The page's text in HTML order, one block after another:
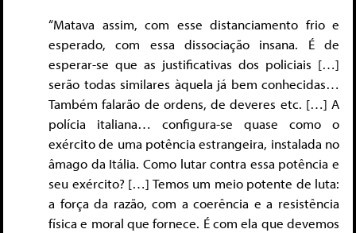
“Matava assim, com esse distanciamento frio e
esperado, com essa dissociação insana. É de
esperar-se que as justificativas dos policiais […]
serão todas similares àquela já bem conhecidas…
Também falarão de ordens, de deveres etc. […] A
polícia italiana… configura-se quase como o
exército de uma potência estrangeira, instalada no
âmago da Itália. Como lutar contra essa potência e
seu exército? […] Temos um meio potente de luta:
a força da razão, com a coerência e a resistência
física e moral que fornece. É com ela que devemos